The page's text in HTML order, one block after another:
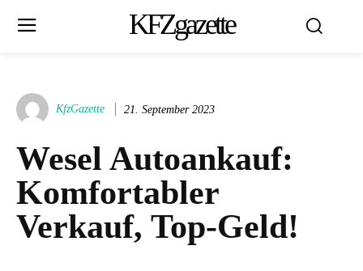
KFZgazette
KfzGazette 21. September 2023
Wesel Autoankauf:
Komfortabler
Verkauf, Top-Geld!